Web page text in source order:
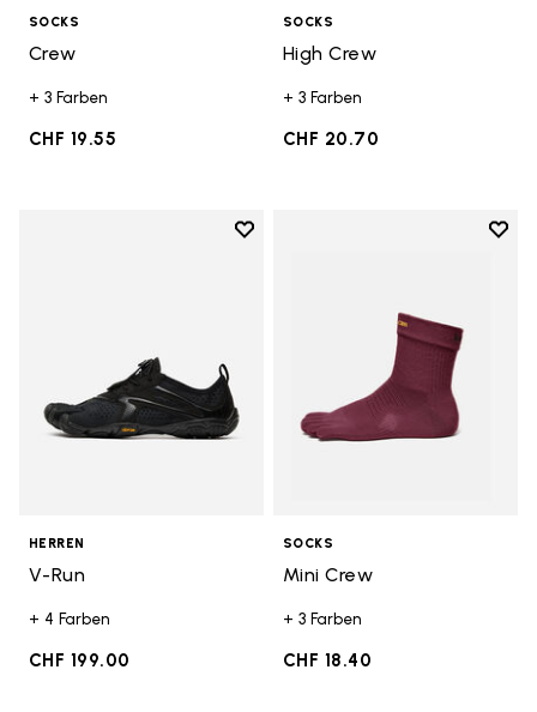
SOCKS
Crew
+ 3 Farben
CHF 19.55
SOCKS
High Crew
+ 3 Farben
CHF 20.70
Add to wishlist
HERREN
V-Run
+ 4 Farben
CHF 199.00
Add
SOCKS
Mini Crew
+ 3 Farben
CHF 18.40